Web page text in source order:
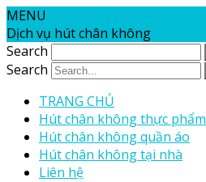
MENU
Dịch vụ hút chân không
Search
Search
TRANG CHỦ
Hút chân không thực phẩm
Hút chân không quần áo
Hút chân không tại nhà
Liên hệ